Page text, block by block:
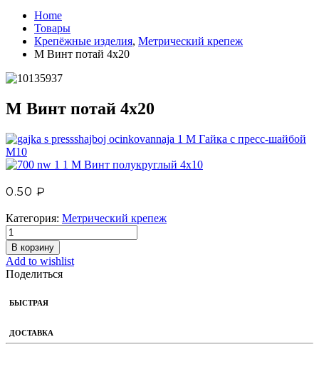
Home
Товары
Крепёжные изделия, Метрический крепеж
М Винт потай 4х20
М Винт потай 4х20
М Гайка с пресс-шайбой
М10
М Винт полукруглый 4х10
0.50 ₽
Категория: Метрический крепеж
В корзину
Add to wishlist
Поделиться
БЫСТРАЯ
ДОСТАВКА